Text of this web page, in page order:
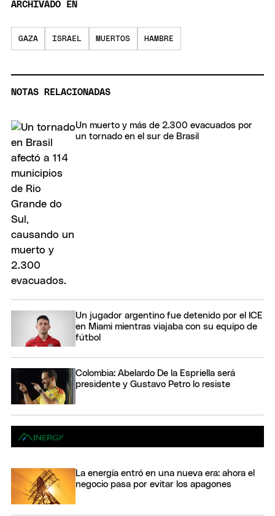
ARCHIVADO EN
GAZA ISRAEL MUERTOS HAMBRE
NOTAS RELACIONADAS
Un muerto y más de 2.300 evacuados por
un tornado en el sur de Brasil
Un jugador argentino fue detenido por el ICE
en Miami mientras viajaba con su equipo de
fútbol
Colombia: Abelardo De la Espriella será
presidente y Gustavo Petro lo resiste
La energía entró en una nueva era: ahora el
negocio pasa por evitar los apagones